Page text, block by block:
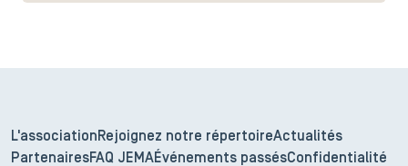
L'association Rejoignez notre répertoireActualités
PartenairesFAQ JEMAÉvénements passésConfidentialité